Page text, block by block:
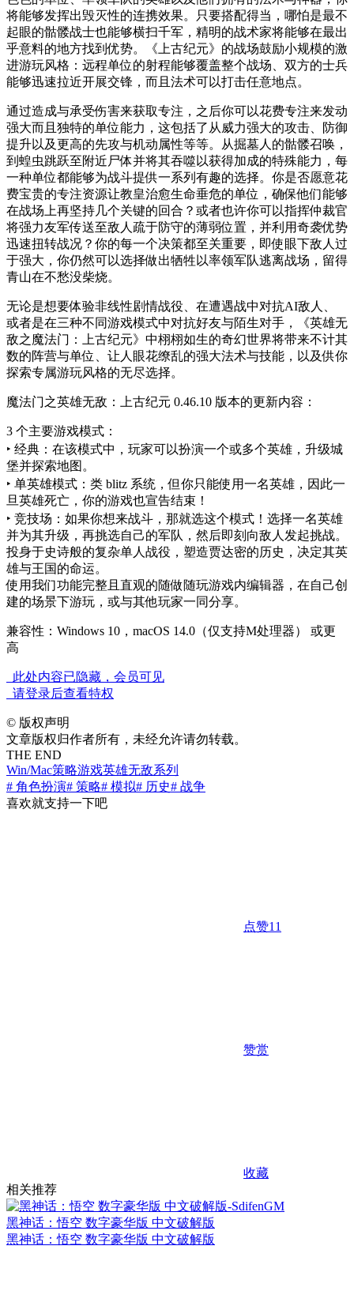
将能够发挥出毁灭性的连携效果。只要搭配得当，哪怕是最不
起眼的骷髅战士也能够横扫千军，精明的战术家将能够在最出
乎意料的地方找到优势。《上古纪元》的战场鼓励小规模的激
进游玩风格：远程单位的射程能够覆盖整个战场、双方的士兵
能够迅速拉近开展交锋，而且法术可以打击任意地点。
通过造成与承受伤害来获取专注，之后你可以花费专注来发动
强大而且独特的单位能力，这包括了从威力强大的攻击、防御
提升以及更高的先攻与机动属性等等。从掘墓人的骷髅召唤，
到蝗虫跳跃至附近尸体并将其吞噬以获得加成的特殊能力，每
一种单位都能够为战斗提供一系列有趣的选择。你是否愿意花
费宝贵的专注资源让教皇治愈生命垂危的单位，确保他们能够
在战场上再坚持几个关键的回合？或者也许你可以指挥仲裁官
将强力友军传送至敌人疏于防守的薄弱位置，并利用奇袭优势
迅速扭转战况？你的每一个决策都至关重要，即使眼下敌人过
于强大，你仍然可以选择做出牺牲以率领军队逃离战场，留得
青山在不愁没柴烧。
无论是想要体验非线性剧情战役、在遭遇战中对抗AI敌人、
或者是在三种不同游戏模式中对抗好友与陌生对手，《英雄无
敌之魔法门：上古纪元》中栩栩如生的奇幻世界将带来不计其
数的阵营与单位、让人眼花缭乱的强大法术与技能，以及供你
探索专属游玩风格的无尽选择。
魔法门之英雄无敌：上古纪元 0.46.10 版本的更新内容：
3 个主要游戏模式：
‣ 经典：在该模式中，玩家可以扮演一个或多个英雄，升级城
堡并探索地图。
‣ 单英雄模式：类 blitz 系统，但你只能使用一名英雄，因此一
旦英雄死亡，你的游戏也宣告结束！
‣ 竞技场：如果你想来战斗，那就选这个模式！选择一名英雄
并为其升级，再挑选自己的军队，然后即刻向敌人发起挑战。
投身于史诗般的复杂单人战役，塑造贾达密的历史，决定其英
雄与王国的命运。
使用我们功能完整且直观的随做随玩游戏内编辑器，在自己创
建的场景下游玩，或与其他玩家一同分享。
兼容性：Windows 10，macOS 14.0（仅支持M处理器） 或更
高
此处内容已隐藏，会员可见
请登录后查看特权
© 版权声明
文章版权归作者所有，未经允许请勿转载。
THE END
Win/Mac策略游戏英雄无敌系列
# 角色扮演# 策略# 模拟# 历史# 战争
喜欢就支持一下吧
点赞11
赞赏
收藏
相关推荐
黑神话：悟空 数字豪华版 中文破解版
黑神话：悟空 数字豪华版 中文破解版